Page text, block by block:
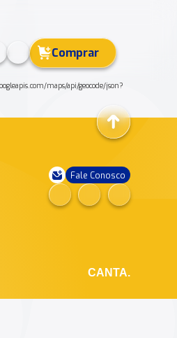
Comprar
maps/api/geocode/json?
Fale Conosco
CANTA.